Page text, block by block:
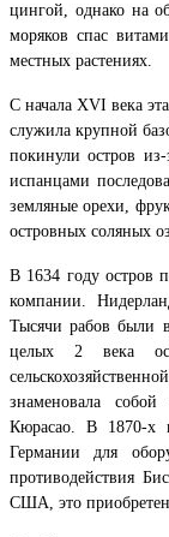
цингой, однако на
моряков спас
местных растениях.
С начала XVI века
служила крупной
покинули остров из-
испанцами
земляные орехи,
островных соляных
В 1634 году остров
компании.
Тысячи рабов были
целых 2 века
знаменовала собой
Кюрасао. В 1870-х
Германии для
противодействия
США, это